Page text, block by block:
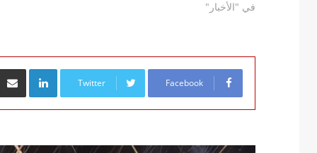
في "الأخبار"
Facebook
Twitter